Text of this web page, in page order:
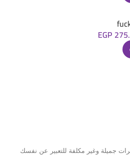
EGP
جميلة وغير مكلفة للتعبير عن نفسك